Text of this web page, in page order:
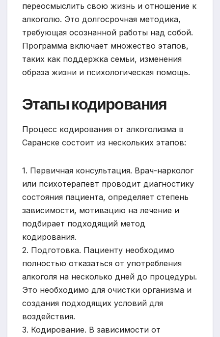
переосмыслить свою жизнь и отношение к
алкоголю. Это долгосрочная методика,
требующая осознанной работы над собой.
Программа включает множество этапов,
таких как поддержка семьи, изменения
образа жизни и психологическая помощь.
Этапы кодирования
Процесс кодирования от алкоголизма в
Саранске состоит из нескольких этапов:
1. Первичная консультация. Врач-нарколог
или психотерапевт проводит диагностику
состояния пациента, определяет степень
зависимости, мотивацию на лечение и
подбирает подходящий метод
кодирования.
2. Подготовка. Пациенту необходимо
полностью отказаться от употребления
алкоголя на несколько дней до процедуры.
Это необходимо для очистки организма и
создания подходящих условий для
воздействия.
3. Кодирование. В зависимости от